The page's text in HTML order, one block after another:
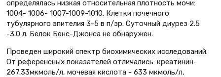
определялась низкая относительная плотность мочи:
1004- 1006- 1007-1009-1010. Клетки почечного
тубулярного эпителия 3-5 в п/зр. Суточный диурез 2.5
-3.0 л. Белок Бенс-Джонса не обнаружен.
Проведен широкий спектр биохимических исследований.
От референсных показателей отличались: креатинин-
267.33мкмоль/л, мочевая кислота - 633 мкмоль/л,